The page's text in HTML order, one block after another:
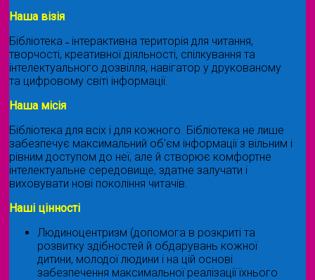
Наша візія
Бібліотека ˗ інтерактивна територія для читання,
творчості, креативної діяльності, спілкування та
інтелектуального дозвілля, навігатор у друкованому
та цифровому світі інформації.
Наша місія
Бібліотека для всіх і для кожного. Бібліотека не лише
забезпечує максимальний об'єм інформації з вільним і
рівним доступом до неї, але й створює комфортне
інтелектуальне середовище, здатне залучати і
виховувати нові покоління читачів.
Наші цінності
Людиноцентризм (допомога в розкриті та
розвитку здібностей й обдарувань кожної
дитини, молодої людини і на цій основі
забезпечення максимальної реалізації їхнього